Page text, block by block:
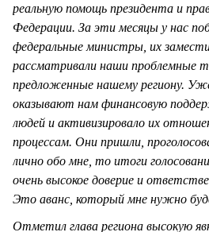
реальную помощь президента и
Федерации. За эти месяцы у нас
федеральные министры, их
рассматривали наши проблемные
предложенные нашему региону.
оказывают нам финансовую
людей и активизировало их
процессам. Они пришли,
лично обо мне, то итоги
очень высокое доверие и
Это аванс, который мне нужно
Отметил глава региона высокую